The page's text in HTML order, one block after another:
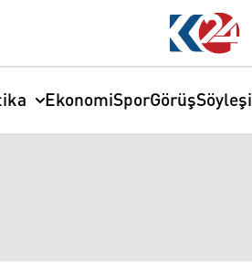
EkonomiSporGörüşSöyleşi